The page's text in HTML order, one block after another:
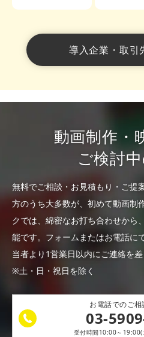
導入企業・取引
動画制作・
ご検討
無料でご相談・お見積もり・ご提
方のうち大多数が、初めて動画制
クでは、綿密なお打ち合わせから
能です。 フォームまたはお電話に
当者より1営業日以内にご連絡を差
※土・日・祝日を除く
お電話でのご相
03-
受付時間10:00～19:00(